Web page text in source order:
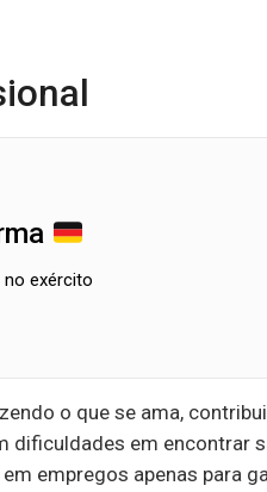
no exército
o que se ama,
dificuldades em encontrar
empregos apenas para